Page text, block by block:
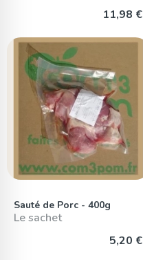
11,98 €
Sauté de Porc - 400g
Le sachet
5,20 €